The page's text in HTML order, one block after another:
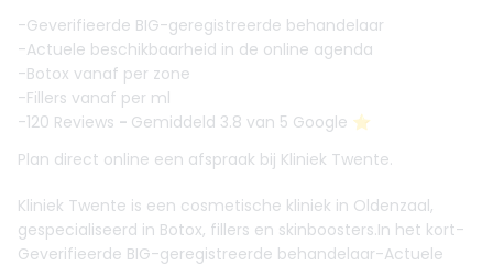
-Geverifieerde BIG-geregistreerde behandelaar
-Actuele beschikbaarheid in de online agenda
-Botox vanaf per zone
-Fillers vanaf per ml
-120 Reviews - Gemiddeld 3.8 van 5 Google ⭐️
Plan direct online een afspraak bij Kliniek Twente.
Kliniek Twente is een cosmetische kliniek in Oldenzaal,
gespecialiseerd in Botox, fillers en skinboosters.In het kort-
Geverifieerde BIG-geregistreerde behandelaar-Actuele